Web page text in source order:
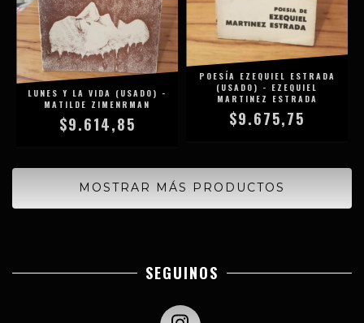
LUNES Y LA VIDA (USADO) -
MATILDE ZIMENRMAN
$9.614,85
POESÍA EZEQUIEL ESTRADA
(USADO) - EZEQUIEL
MARTINEZ ESTRADA
$9.675,75
MOSTRAR MÁS PRODUCTOS
SEGUINOS